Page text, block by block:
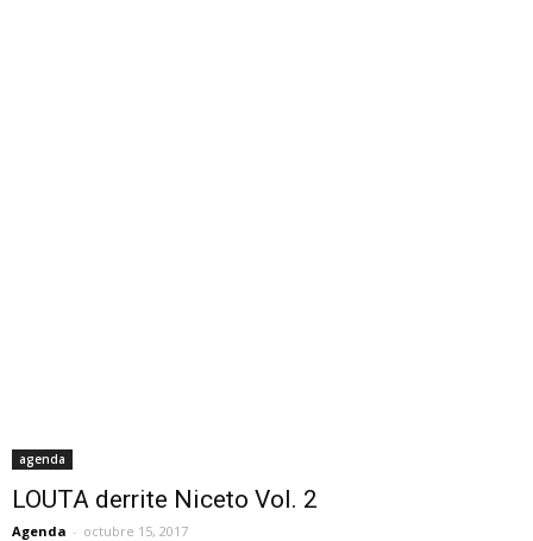
agenda
LOUTA derrite Niceto Vol. 2
Agenda - octubre 15, 2017